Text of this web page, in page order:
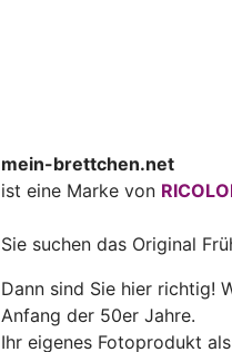
mein-brettchen.net
ist eine Marke von
Sie suchen das Original
Dann sind Sie hier richtig!
Anfang der 50er Jahre.
Ihr eigenes Fotoprodukt